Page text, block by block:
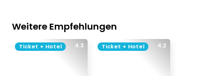
Weitere Empfehlungen
4.3
Ticket + Hotel 4.2
Ticket + Hotel